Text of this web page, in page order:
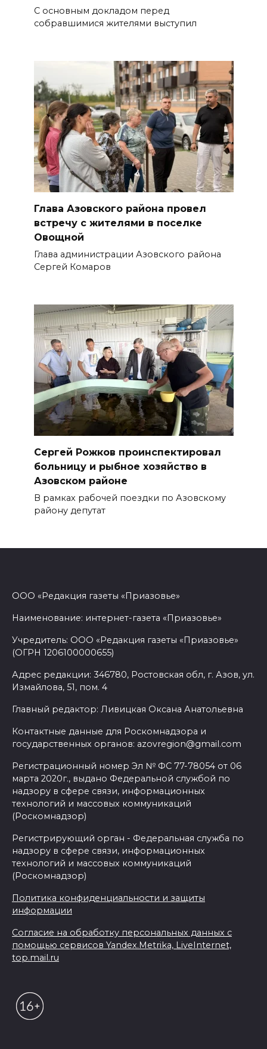
С основным докладом перед
собравшимися жителями выступил
Глава Азовского района провел
встречу с жителями в поселке
Овощной
Глава администрации Азовского района
Сергей Комаров
Сергей Рожков проинспектировал
больницу и рыбное хозяйство в
Азовском районе
В рамках рабочей поездки по Азовскому
району депутат
ООО «Редакция газеты «Приазовье»
Наименование: интернет-газета «Приазовье»
Учредитель: ООО «Редакция газеты «Приазовье»
(ОГРН 1206100000655)
Адрес редакции: 346780, Ростовская обл, г. Азов, ул.
Измайлова, 51, пом. 4
Главный редактор: Ливицкая Оксана Анатольевна
Контактные данные для Роскомнадзора и
государственных органов: azovregion@gmail.com
Регистрационный номер Эл № ФС 77-78054 от 06
марта 2020г., выдано Федеральной службой по
надзору в сфере связи, информационных
технологий и массовых коммуникаций
(Роскомнадзор)
Регистрирующий орган - Федеральная служба по
надзору в сфере связи, информационных
технологий и массовых коммуникаций
(Роскомнадзор)
Политика конфиденциальности и защиты
информации
Согласие на обработку персональных данных с
помощью сервисов Yandex.Metrika, LiveInternet,
top.mail.ru